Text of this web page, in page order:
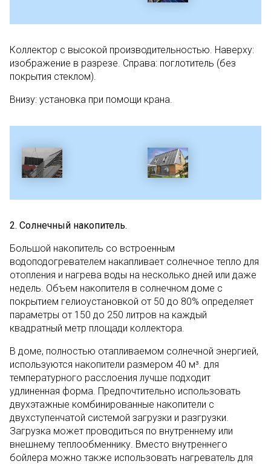
Коллектор с высокой производительностью. Наверху:
изображение в разрезе. Справа: поглотитель (без
покрытия стеклом).
Внизу: установка при помощи крана.
2. Солнечный накопитель.
Большой накопитель со встроенным
водоподогревателем накапливает солнечное тепло для
отопления и нагрева воды на несколько дней или даже
недель. Объем накопителя в солнечном доме с
покрытием гелиоустановкой от 50 до 80% определяет
параметры от 150 до 250 литров на каждый
квадратный метр площади коллектора.
В доме, полностью отапливаемом солнечной энергией,
используются накопители размером 40 м³. для
температурного расслоения лучше подходит
удлиненная форма. Предпочтительно использовать
двухэтажные комбинированные накопители с
двухступенчатой системой загрузки и разгрузки.
Загрузка может проводиться по внутреннему или
внешнему теплообменнику. Вместо внутреннего
бойлера можно также использовать нагреватель для